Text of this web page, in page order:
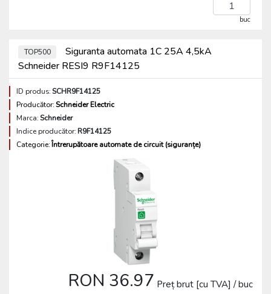
buc
TOP500
Siguranta automata 1C 25A 4,5kA
Schneider RESI9 R9F14125
ID produs:SCHR9F14125
Producător:Schneider Electric
Marca:Schneider
Indice producător:R9F14125
Categorie:Întrerupătoare automate de circuit (siguranțe)
RON 36.97 Preț brut [cu TVA] / buc